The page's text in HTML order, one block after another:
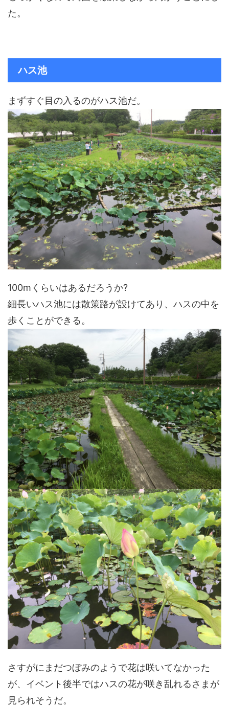
た。
ハス池
まずすぐ目の入るのがハス池だ。
100mくらいはあるだろうか?
細長いハス池には散策路が設けてあり、ハスの中を
歩くことができる。
さすがにまだつぼみのようで花は咲いてなかった
が、イベント後半ではハスの花が咲き乱れるさまが
見られそうだ。